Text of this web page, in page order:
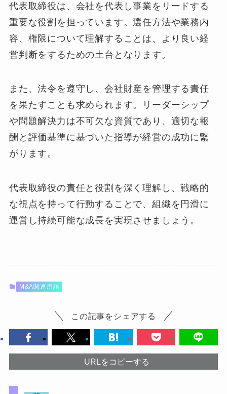
代表取締役は、会社を代表し事業をリードする
重要な役割を担っています。選任方法や業務内
容、権限について理解することは、より良い経
営判断をするための土台となります。
また、法令を遵守し、会社財産を管理する責任
を果たすことも求められます。リーダーシップ
や問題解決力は不可欠な資質であり、適切な報
酬と評価基準に基づいた指導が経営の成功に繋
がります。
代表取締役の責任と役割を深く理解し、戦略的
な視点を持って行動することで、組織を円滑に
運営し持続可能な成長を実現させましょう。
M&A関連用語
この記事をシェアする
URLをコピーする